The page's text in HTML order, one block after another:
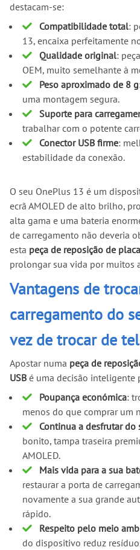
destacam-se:
Compatibilidade total:
13, encaixa perfeitamente
Qualidade original:
OEM, muito semelhante à
Peso aproximado de 8 g
uma montagem segura.
Suporte para
trabalhar com o potente
Conector USB firme:
estabilidade da conexão.
O seu OnePlus 13 é um
ecrã AMOLED de alto brilho,
alta gama e uma bateria
de carregamento não deveria
esta peça de reposição de
prolongar sua vida por muitos
Vantagens de
carregamento do
vez de trocar de
Apostar numa peça de
USB é uma decisão inteligente
Poupança económica:
menos do que comprar um
Continua a desfrutar do
bonito, tampa traseira
AMOLED.
Mais vida para a sua
restaurar a porta de
novamente a sua grande
rápido.
Respeito pelo meio
do dispositivo reduz